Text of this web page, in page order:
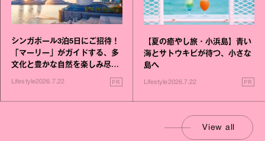
シンガポール3泊5日にご招待！
「マーリー」がガイドする、多
文化と豊かな自然を楽しみ尽く
Lifestyle2026.7.22 PR
【夏の癒やし旅・小浜島】青い
海とサトウキビが待つ、小さな
島へ
Lifestyle2026.7.22 PR
View all